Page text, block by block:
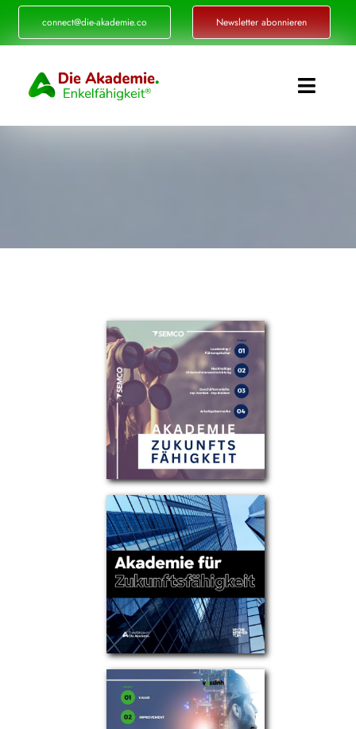
Zum
Inhalt
connect@die-akademie.co Newsletter abonnieren
Toggle
Standorte
Partner
Über uns